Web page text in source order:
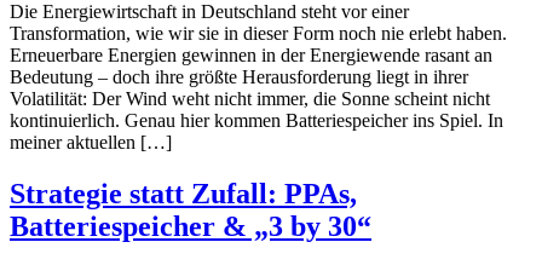
Die Energiewirtschaft in Deutschland steht vor einer
Transformation, wie wir sie in dieser Form noch nie erlebt haben.
Erneuerbare Energien gewinnen in der Energiewende rasant an
Bedeutung – doch ihre größte Herausforderung liegt in ihrer
Volatilität: Der Wind weht nicht immer, die Sonne scheint nicht
kontinuierlich. Genau hier kommen Batteriespeicher ins Spiel. In
meiner aktuellen […]
Strategie statt Zufall: PPAs,
Batteriespeicher & „3 by 30“